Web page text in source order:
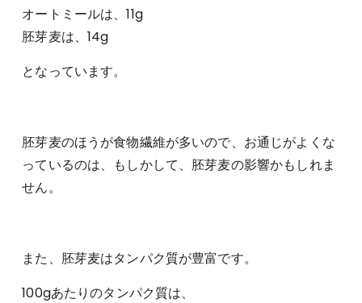
オートミールは、11g
胚芽麦は、14g
となっています。
胚芽麦のほうが食物繊維が多いので、お通じがよくな
っているのは、もしかして、胚芽麦の影響かもしれま
せん。
また、胚芽麦はタンパク質が豊富です。
100gあたりのタンパク質は、